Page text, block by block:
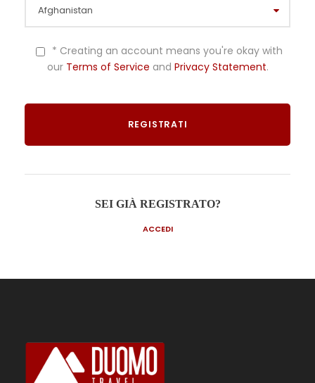
* Creating an account means you're okay with
our Terms of Service and Privacy Statement.
SEI GIÀ REGISTRATO?
ACCEDI